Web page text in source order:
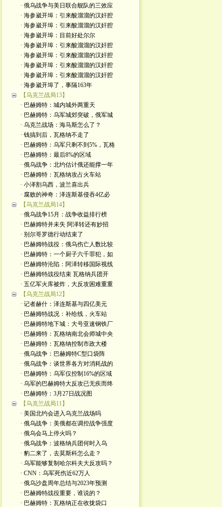
· 俄乌战争与美日联合舰队的三效应
· 海参崴开埠：引来酸溜溜的汉奸腔
· 海参崴开埠：引来酸溜溜的汉奸腔
· 海参崴开埠：目前好处尔尔
· 海参崴开埠：引来酸溜溜的汉奸腔
· 海参崴开埠：引来酸溜溜的汉奸腔
· 海参崴开埠：引来酸溜溜的汉奸腔
· 海参崴开埠：引来酸溜溜的汉奸腔
· 海参崴开埠了，事隔163年
【乌克兰战局13】
· 巴赫姆特：城内城外两重天
· 巴赫姆特：乌军城郊突破，俄军城
· 乌克兰战场：海马斯怎么了？
· 钱搞到后，瓦格纳不走了
· 巴赫姆特：乌军只剩不到5%，瓦格
· 巴赫姆特：最后8%的区域
· 俄乌战争：北约估计俄还能撑一年
· 巴赫姆特：瓦格纳攻占火车站
· 小泽割乌西，波兰喜出兵
· 腐败的神奇：泽连斯基侵吞4亿必
【乌克兰战局14】
· 俄乌战争15月：战争收益排行榜
· 巴赫姆特并未失 阿泽转还有妙招
· 别尔哥罗德行动结束了
· 巴赫姆特战役：俄乌伤亡人数比较
· 巴赫姆特：一个厨子六千罪犯，如
· 巴赫姆特沦陷：阿泽转移国际视线
· 巴赫姆特战役结束 瓦格纳兵团开
· 五亿军火库被炸，大反攻困难重重
【乌克兰战局12】
· 记者赫什：泽连斯基与四亿美元
· 巴赫姆特战况：补给线，火车站
· 巴赫姆特地下城：大号亚速钢铁厂
· 巴赫姆特：瓦格纳南北会师城中央
· 巴赫姆特：瓦格纳控制市政大楼
· 俄乌战争：巴赫姆特C型口袋阵
· 俄乌战争：谈世界各方对消耗战的
· 巴赫姆特：乌军仅控制16%的区域
· 乌军的巴赫姆特大反攻已无疾而终
· 巴赫姆特：3月27日战况图
【乌克兰战局11】
· 美国北约会进入乌克兰战场吗
· 俄乌战争：美俄都在调控战争强度
· 俄乌会马上停火吗？
· 俄乌战争：波格纳兵团何时入乌
· 豹二来了，去莫斯科怎么走？
· 乌军能够复制哈尔科夫大反攻吗？
· CNN：乌军死伤近62万人
· 俄乌沙盘周年总结与2023年预测
· 巴赫姆特战役重要，谁说的？
· 巴赫姆特：瓦格纳正在收拢袋口